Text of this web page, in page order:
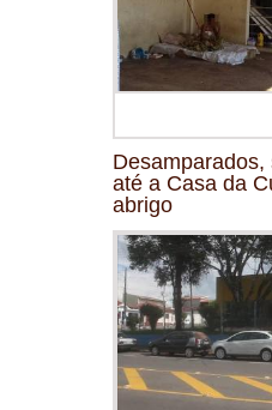
até a Casa da
abrigo